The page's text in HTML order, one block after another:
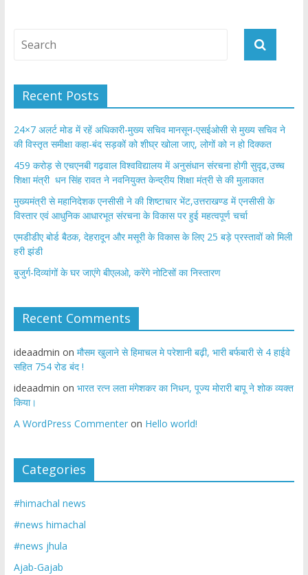
Recent Posts
24×7 अलर्ट मोड में रहें अधिकारी-मुख्य सचिव मानसून-एसईओसी से मुख्य सचिव ने
की विस्तृत समीक्षा कहा-बंद सड़कों को शीघ्र खोला जाए, लोगों को न हो दिक्कत
459 करोड़ से एचएनबी गढ़वाल विश्वविद्यालय में अनुसंधान संरचना होगी सुदृढ,उच्च
शिक्षा मंत्री धन सिंह रावत ने नवनियुक्त केन्द्रीय शिक्षा मंत्री से की मुलाकात
मुख्यमंत्री से महानिदेशक एनसीसी ने की शिष्टाचार भेंट,उत्तराखण्ड में एनसीसी के
विस्तार एवं आधुनिक आधारभूत संरचना के विकास पर हुई महत्वपूर्ण चर्चा
एमडीडीए बोर्ड बैठक, देहरादून और मसूरी के विकास के लिए 25 बड़े प्रस्तावों को मिली
हरी झंडी
बुजुर्ग-दिव्यांगों के घर जाएंगे बीएलओ, करेंगे नोटिसों का निस्तारण
Recent Comments
ideaadmin on मौसम खुलाने से हिमाचल मे परेशानी बढ़ी, भारी बर्फबारी से 4 हाईवे
सहित 754 रोड बंद !
ideaadmin on भारत रत्न लता मंगेशकर का निधन, पूज्य मोरारी बापू ने शोक व्यक्त
किया।
A WordPress Commenteron Hello world!
Categories
#himachal news
#news himachal
#news jhula
Ajab-Gajab